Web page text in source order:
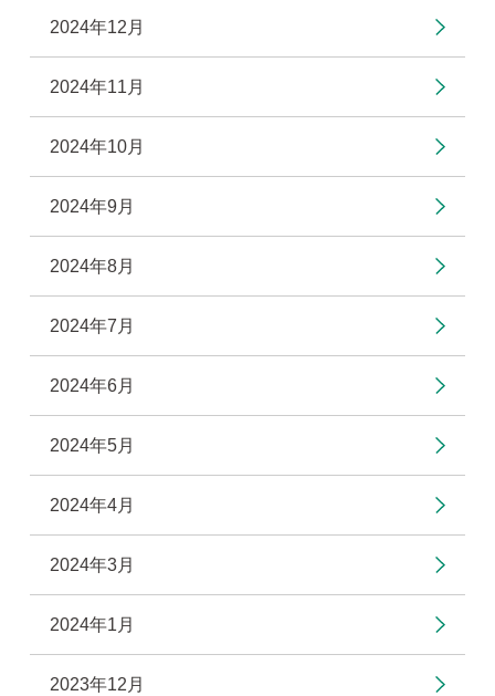
2024年12月
2024年11月
2024年10月
2024年9月
2024年8月
2024年7月
2024年6月
2024年5月
2024年4月
2024年3月
2024年1月
2023年12月